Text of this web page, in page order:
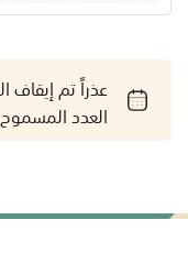
عذراً تم إيقاف
العدد المسموح